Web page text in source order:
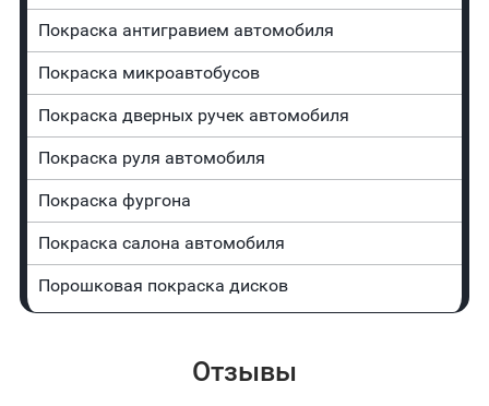
Покраска антигравием автомобиля
Покраска микроавтобусов
Покраска дверных ручек автомобиля
Покраска руля автомобиля
Покраска фургона
Покраска салона автомобиля
Порошковая покраска дисков
Отзывы